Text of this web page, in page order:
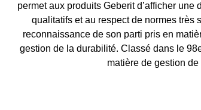
permet aux produits Geberit d’afficher
qualitatifs et au respect de normes très
reconnaissance de son parti pris en
gestion de la durabilité. Classé dans le
matière de gestion